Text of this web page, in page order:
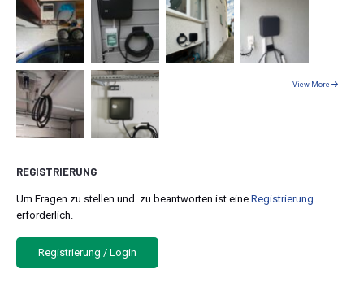
View More
REGISTRIERUNG
Um Fragen zu stellen und zu beantworten ist eine Registrierung
erforderlich.
Registrierung / Login